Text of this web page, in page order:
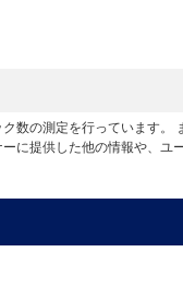
数の測定を行っています。
に提供した他の情報や、